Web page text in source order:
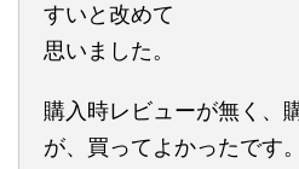
すいと改めて
思いました。
購入時レビューが無く、
が、買ってよかったです。